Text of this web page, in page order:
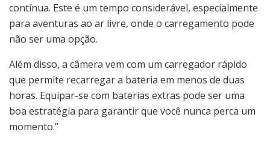
contínua. Este é um tempo considerável, especialmente
para aventuras ao ar livre, onde o carregamento pode
não ser uma opção.
Além disso, a câmera vem com um carregador rápido
que permite recarregar a bateria em menos de duas
horas. Equipar-se com baterias extras pode ser uma
boa estratégia para garantir que você nunca perca um
momento.”